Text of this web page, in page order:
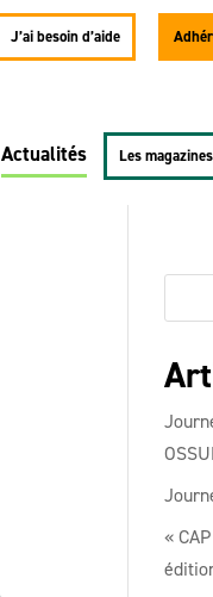
J’ai besoin d’aide
Actualités Les magazines
«